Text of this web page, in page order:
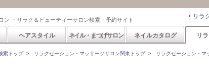
ン ・リラク＆ビューティーサロン検索・予約サイト リラ
ヘアスタイル ネイル・まつげサロン ネイルカタログ リ
索トップ> リラクゼーション・マッサージサロン関東トップ> リラクゼーション・マ